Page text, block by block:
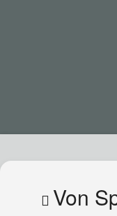
Von